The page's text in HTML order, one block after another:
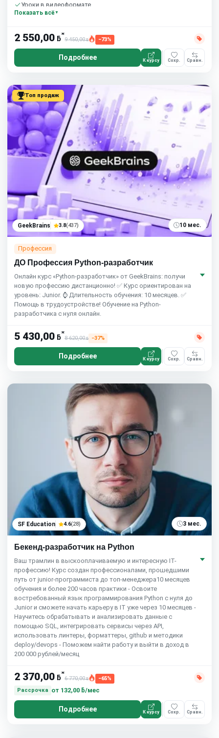
Уроки в видеоформате
Домашние задания с проверкой
Показать всё
2 550,00 ƃ*
9 450,00ƃ −73%
Подробнее К курсу Сохр. Сравн.
Топ продаж
GeekBrains 3.8(437) 10 мес.
Профессия
ДО Профессия Python-разработчик
Онлайн курс «Python-разработчик» от GeekBrains: получи
новую профессию дистанционно! ✅ Курс ориентирован на
уровень: Junior. ⌚ Длительность обучения: 10 месяцев. ✅
Помощь в трудоустройстве! Обучение на Python-
разработчика с нуля онлайн.
5 430,00 ƃ*
8 620,00ƃ −37%
Подробнее К курсу Сохр. Сравн.
SF Education 4.6(28) 3 мес.
Бекенд-разработчик на Python
Ваш трамлин в выскооплачиваемую и интересную IT-
профессию! Курс создан профессионалами, прошедшими
путь от junior-программиста до топ-менеджера10 месяцев
обучения и более 200 часов практики - Освоите
востребованный язык программирования Python с нуля до
Junior и сможете начать карьеру в IT уже через 10 месяцев -
Научитесь обрабатывать и анализировать данные с
помощью SQL, интегрировать сервисы через API,
использовать линтеры, форматтеры, github и методики
deploy/devops - Поможем найти работу и выйти в доход в
200 000 рублей/месяц
2 370,00 ƃ*
6 770,00ƃ
−65%
Рассрочка
от 132,00 ƃ/мес
Подробнее К курсу Сохр. Сравн.